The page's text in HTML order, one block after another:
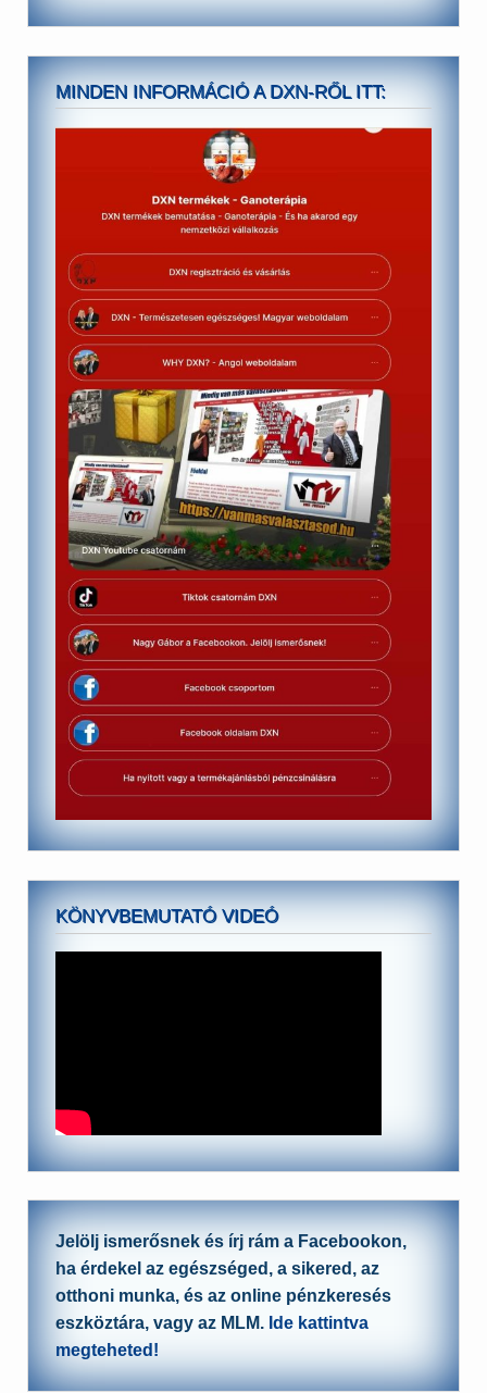
MINDEN INFORMÁCIÓ A DXN-RŐL ITT:
KÖNYVBEMUTATÓ VIDEÓ
Jelölj ismerősnek és írj rám a Facebookon,
ha érdekel az egészséged, a sikered, az
otthoni munka, és az online pénzkeresés
eszköztára, vagy az MLM. Ide kattintva
megteheted!